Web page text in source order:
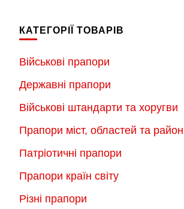
КАТЕГОРІЇ ТОВАРІВ
Військові прапори
Державні прапори
Військові штандарти та хоругви
Прапори міст, областей та
Патріотичні прапори
Прапори країн світу
Різні прапори